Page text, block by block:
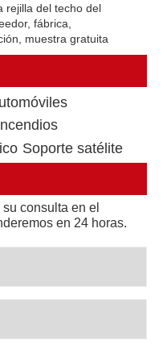
rejilla del techo del
fábrica,
muestra gratuita
Soporte satélite
consulta en el
en 24 horas.